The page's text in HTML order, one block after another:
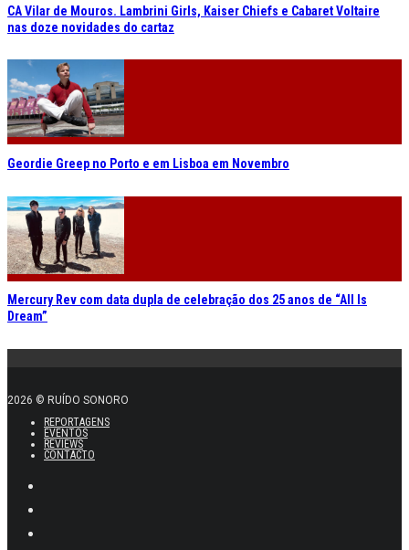
CA Vilar de Mouros. Lambrini Girls, Kaiser Chiefs e Cabaret Voltaire
nas doze novidades do cartaz
Geordie Greep no Porto e em Lisboa em Novembro
Mercury Rev com data dupla de celebração dos 25 anos de “All Is
Dream”
2026 © RUÍDO SONORO
REPORTAGENS
EVENTOS
REVIEWS
CONTACTO